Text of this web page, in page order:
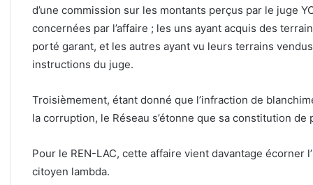
d’une commission sur les montants perçus par le juge
concernées par l’affaire ; les uns ayant acquis des
porté garant, et les autres ayant vu leurs terrains
instructions du juge.
Troisièmement, étant donné que l’infraction de
la corruption, le Réseau s’étonne que sa constitution
Pour le REN-LAC, cette affaire vient davantage écorner
citoyen lambda.